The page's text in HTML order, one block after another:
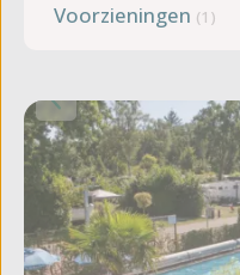
Voorzieningen (1)